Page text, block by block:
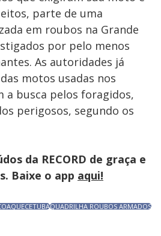
parte de uma
em roubos na Grande
por pelo menos
As autoridades já
motos usadas nos
a busca pelos foragidos,
perigosos, segundo os
da RECORD de graça e
Baixe o app aqui!
QUADRILHA ROUBOS ARMADOS